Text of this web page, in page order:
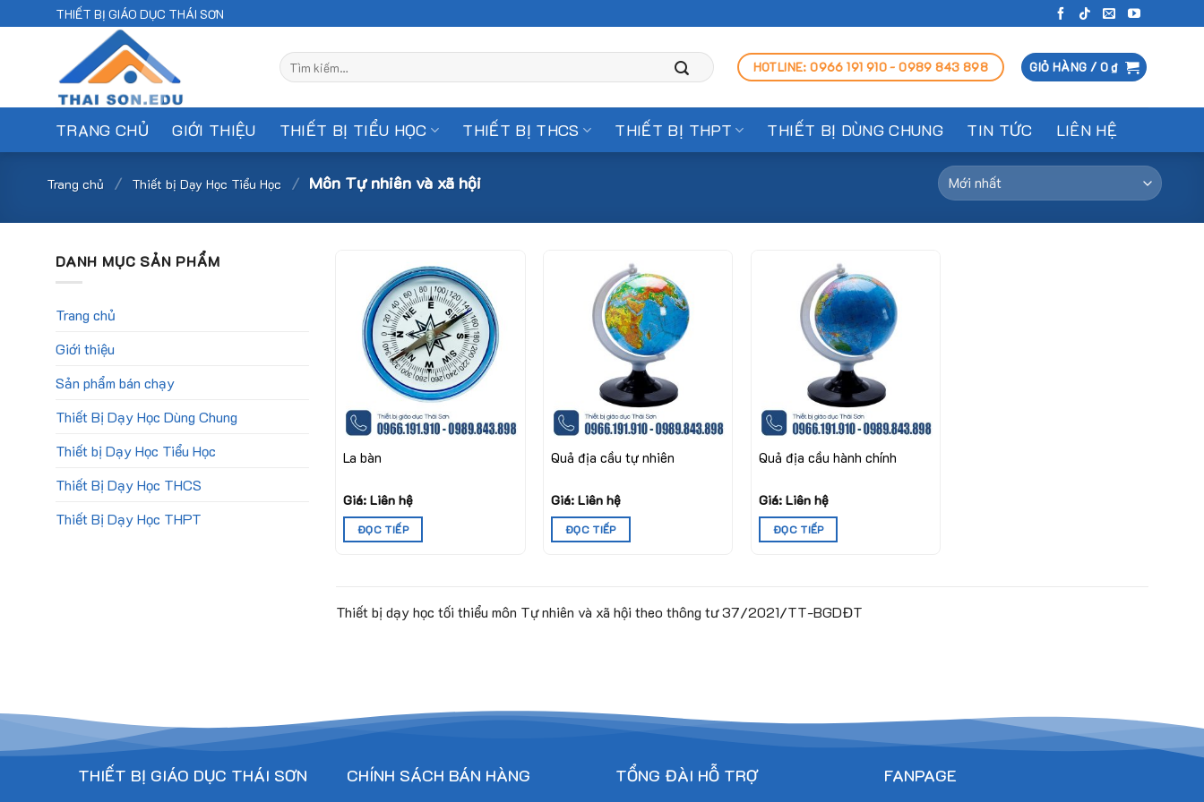
to
THIẾT BỊ GIÁO DỤC THÁI SƠN
Tìm
kiếm:
HOTLINE: 0966 191 910 - 0989 843 898 GIỎ HÀNG /0₫
TRANG CHỦ GIỚI THIỆU THIẾT BỊ TIỂU HỌC THIẾT BỊ THCS THIẾT BỊ THPT THIẾT BỊ DÙNG CHUNG TIN TỨC LIÊN HỆ
Trang chủ / Thiết bị Dạy Học Tiểu Học / Môn Tự nhiên và xã hội
DANH MỤC SẢN PHẨM
Trang chủ
Giới thiệu
Sản phẩm bán chạy
Thiết Bị Dạy Học Dùng Chung
Thiết bị Dạy Học Tiểu Học
Thiết Bị Dạy Học THCS
Thiết Bị Dạy Học THPT
La bàn
Giá: Liên hệ
ĐỌC TIẾP
Quả địa cầu tự nhiên
Giá: Liên hệ
ĐỌC TIẾP
Quả địa cầu hành chính
Giá: Liên hệ
ĐỌC TIẾP
Thiết bị dạy học tối thiểu môn Tự nhiên và xã hội theo thông tư 37/2021/TT-BGDĐT
THIẾT BỊ GIÁO DỤC THÁI SƠN CHÍNH SÁCH BÁN HÀNG TỔNG ĐÀI HỖ TRỢ FANPAGE